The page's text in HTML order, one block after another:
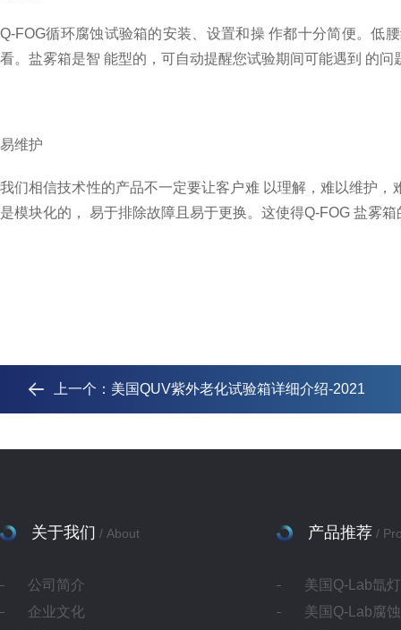
Q-FOG循环腐蚀试验箱的安装、设置和操 作都十分简便。低
看。盐雾箱是智 能型的，可自动提醒您试验期间可能遇到 的问
易维护
我们相信技术性的产品不一定要让客户难 以理解，难以维护
是模块化的， 易于排除故障且易于更换。这使得Q-FOG 盐雾箱
上一个： 美国QUV紫外老化试验箱详细介绍-2021
关于我们 / About
公司简介
企业文化
产品推荐 /
美国Q-Lab氙
美国Q-Lab腐